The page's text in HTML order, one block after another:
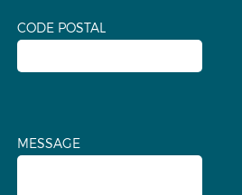
CODE POSTAL
MESSAGE